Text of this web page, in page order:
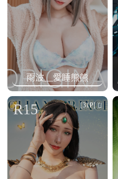
雨波__愛睡熊熊
R15 [31P]